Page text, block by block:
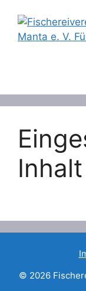
Inhalt
springen
Inhalt
© 2026